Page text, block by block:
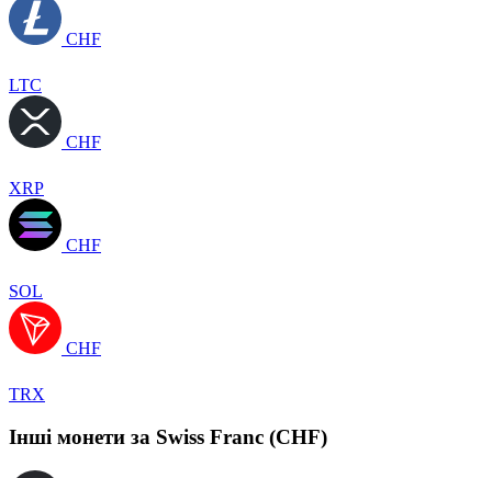
CHF
LTC
CHF
XRP
CHF
SOL
CHF
TRX
Інші монети за Swiss Franc (CHF)